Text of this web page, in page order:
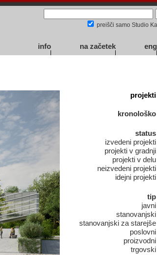
preišči samo Studio
info na začetek eng
projekti
kronološko
status
izvedeni projekti
projekti v gradnji
projekti v delu
neizvedeni projekti
idejni projekti
tip
javni
stanovanjski
stanovanjski za starejše
poslovni
proizvodni
trgovski